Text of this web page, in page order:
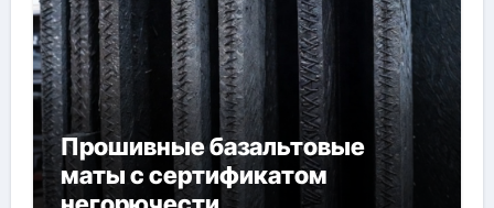
Прошивные базальтовые
маты с сертификатом